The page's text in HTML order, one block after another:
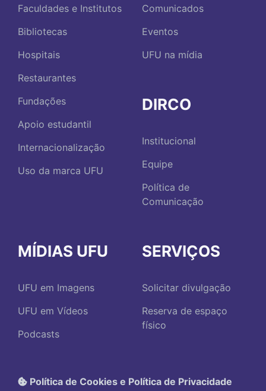
Faculdades e Institutos
Bibliotecas
Hospitais
Restaurantes
Fundações
Apoio estudantil
Internacionalização
Uso da marca UFU
Comunicados
Eventos
UFU na mídia
DIRCO
Institucional
Equipe
Política de
Comunicação
MÍDIAS UFU
UFU em Imagens
UFU em Vídeos
Podcasts
SERVIÇOS
Solicitar divulgação
Reserva de espaço
físico
Política de Cookies e Política de Privacidade